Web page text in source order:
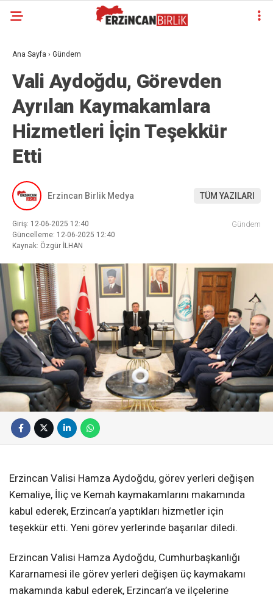
Ana Sayfa › Gündem
Vali Aydoğdu, Görevden
Ayrılan Kaymakamlara
Hizmetleri İçin Teşekkür
Etti
Erzincan Birlik Medya TÜM YAZILARI
Giriş: 12-06-2025 12:40
Güncelleme: 12-06-2025 12:40
Kaynak: Özgür İLHAN
Gündem
Erzincan Valisi Hamza Aydoğdu, görev yerleri değişen
Kemaliye, İliç ve Kemah kaymakamlarını makamında
kabul ederek, Erzincan’a yaptıkları hizmetler için
teşekkür etti. Yeni görev yerlerinde başarılar diledi.
Erzincan Valisi Hamza Aydoğdu, Cumhurbaşkanlığı
Kararnamesi ile görev yerleri değişen üç kaymakamı
makamında kabul ederek, Erzincan’a ve ilçelerine